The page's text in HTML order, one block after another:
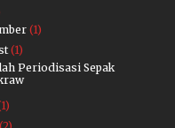
(1)
(1)
Periodisasi Sepak